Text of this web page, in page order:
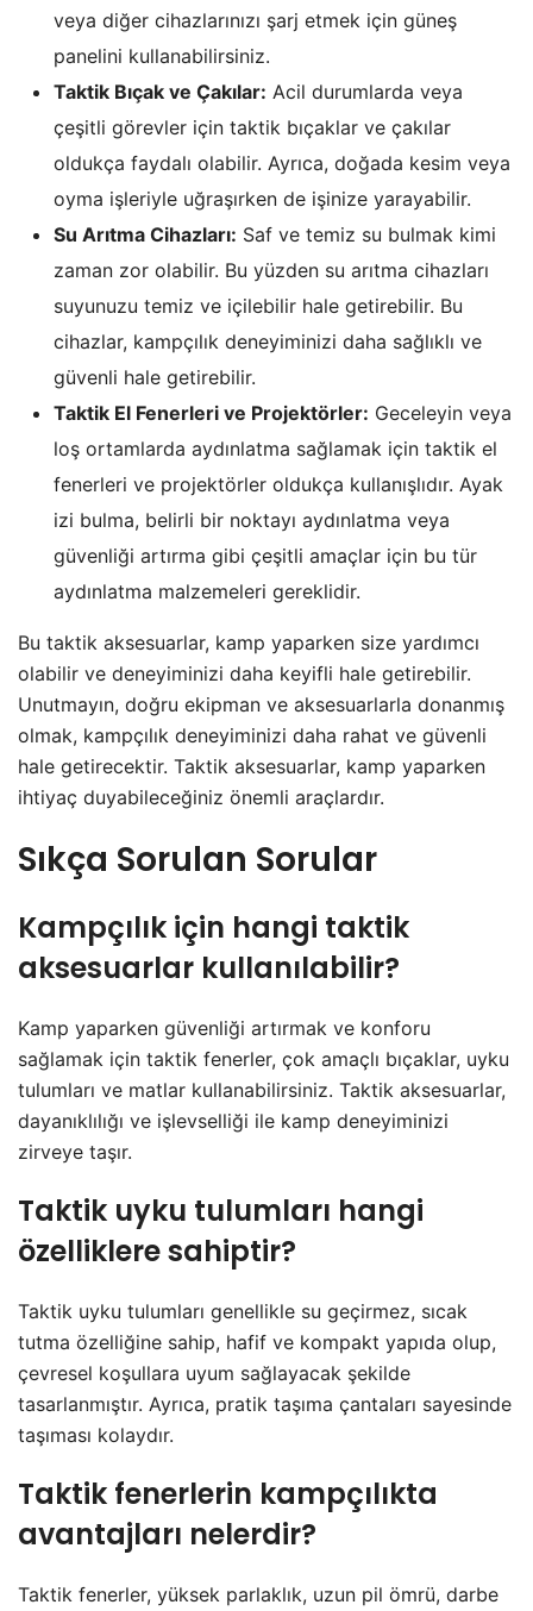
veya diğer cihazlarınızı şarj etmek için güneş
panelini kullanabilirsiniz.
Taktik Bıçak ve Çakılar: Acil durumlarda veya
çeşitli görevler için taktik bıçaklar ve çakılar
oldukça faydalı olabilir. Ayrıca, doğada kesim veya
oyma işleriyle uğraşırken de işinize yarayabilir.
Su Arıtma Cihazları: Saf ve temiz su bulmak kimi
zaman zor olabilir. Bu yüzden su arıtma cihazları
suyunuzu temiz ve içilebilir hale getirebilir. Bu
cihazlar, kampçılık deneyiminizi daha sağlıklı ve
güvenli hale getirebilir.
Taktik El Fenerleri ve Projektörler: Geceleyin veya
loş ortamlarda aydınlatma sağlamak için taktik el
fenerleri ve projektörler oldukça kullanışlıdır. Ayak
izi bulma, belirli bir noktayı aydınlatma veya
güvenliği artırma gibi çeşitli amaçlar için bu tür
aydınlatma malzemeleri gereklidir.
Bu taktik aksesuarlar, kamp yaparken size yardımcı
olabilir ve deneyiminizi daha keyifli hale getirebilir.
Unutmayın, doğru ekipman ve aksesuarlarla donanmış
olmak, kampçılık deneyiminizi daha rahat ve güvenli
hale getirecektir. Taktik aksesuarlar, kamp yaparken
ihtiyaç duyabileceğiniz önemli araçlardır.
Sıkça Sorulan Sorular
Kampçılık için hangi taktik
aksesuarlar kullanılabilir?
Kamp yaparken güvenliği artırmak ve konforu
sağlamak için taktik fenerler, çok amaçlı bıçaklar, uyku
tulumları ve matlar kullanabilirsiniz. Taktik aksesuarlar,
dayanıklılığı ve işlevselliği ile kamp deneyiminizi
zirveye taşır.
Taktik uyku tulumları hangi
özelliklere sahiptir?
Taktik uyku tulumları genellikle su geçirmez, sıcak
tutma özelliğine sahip, hafif ve kompakt yapıda olup,
çevresel koşullara uyum sağlayacak şekilde
tasarlanmıştır. Ayrıca, pratik taşıma çantaları sayesinde
taşıması kolaydır.
Taktik fenerlerin kampçılıkta
avantajları nelerdir?
Taktik fenerler, yüksek parlaklık, uzun pil ömrü, darbe